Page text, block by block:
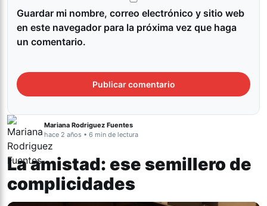
Guardar mi nombre, correo electrónico y sitio web
en este navegador para la próxima vez que haga
un comentario.
Mariana Rodriguez Fuentes
hace 2 años • 6 min de lectura
La amistad: ese semillero de
complicidades